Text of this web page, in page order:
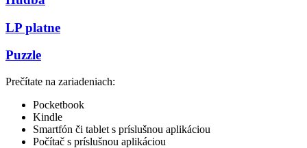
LP platne
Puzzle
Prečítate na zariadeniach:
Pocketbook
Kindle
Smartfón či tablet s príslušnou aplikáciou
Počítač s príslušnou aplikáciou